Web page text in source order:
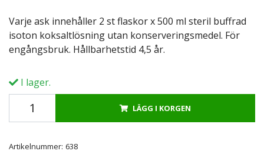
Varje ask innehåller 2 st flaskor x 500 ml steril buffrad
isoton koksaltlösning utan konserveringsmedel. För
engångsbruk. Hållbarhetstid 4,5 år.
I lager.
LÄGG I KORGEN
Artikelnummer: 638